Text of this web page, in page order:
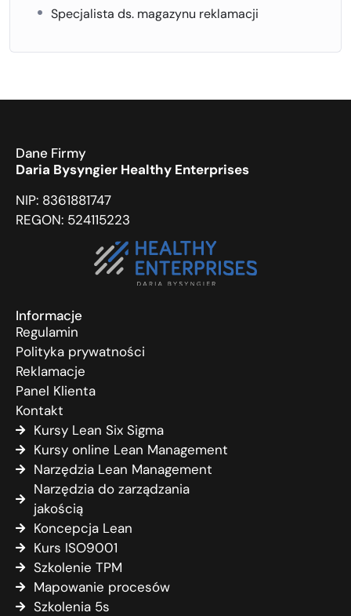
Specjalista ds. magazynu reklamacji
Dane Firmy
Daria Bysyngier Healthy Enterprises
NIP: 8361881747
REGON: 524115223
Informacje
Regulamin
Polityka prywatności
Reklamacje
Panel Klienta
Kontakt
Kursy Lean Six Sigma
Kursy online Lean Management
Narzędzia Lean Management
Narzędzia do zarządzania
jakością
Koncepcja Lean
Kurs ISO9001
Szkolenie TPM
Mapowanie procesów
Szkolenia 5s